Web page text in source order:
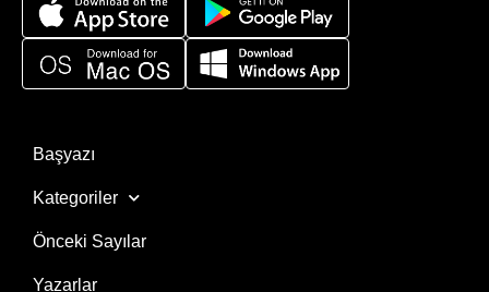
Başyazı
Kategoriler
Önceki Sayılar
Yazarlar